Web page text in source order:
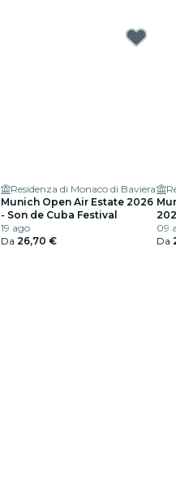
Residenza di Monaco di Baviera
Munich Open Air Estate 2026
- Son de Cuba Festival
19 ago
Da 26,70 €
09
Da